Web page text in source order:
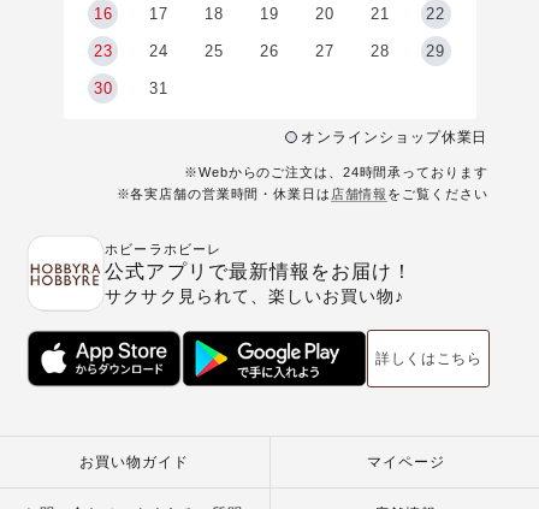
16 17 18 19 20 21 22
23 24 25 26 27 28 29
30 31
オンラインショップ休業日
※Webからのご注文は、24時間承っております
※各実店舗の営業時間・休業日は 店舗情報 をご覧ください
ホビーラホビーレ
公式アプリで最新情報をお届け！
サクサク見られて、楽しいお買い物♪
詳しくはこちら
お買い物ガイド マイページ